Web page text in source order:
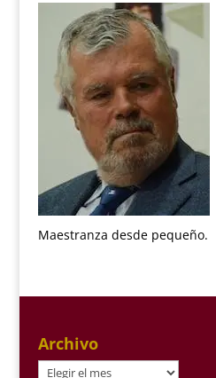
Maestranza desde pequeño.
Archivo
Archivo